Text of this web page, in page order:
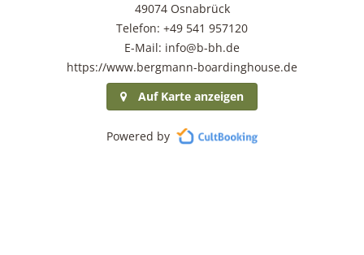
49074 Osnabrück
Telefon: +49 541 957120
E-Mail: info@b-bh.de
https://www.bergmann-boardinghouse.de
Auf Karte anzeigen
Powered by